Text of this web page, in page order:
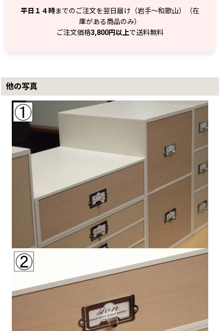
平日１４時までのご注文を翌日届け（岩手～和歌山）（在
庫がある商品のみ）
ご注文価格3,800円以上で送料無料
他の写真